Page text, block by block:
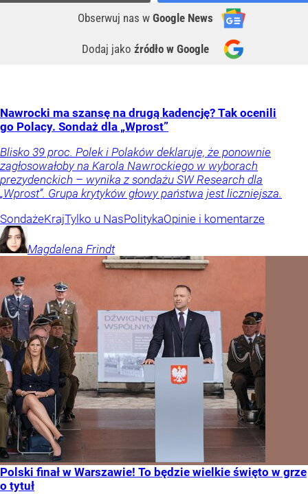
Obserwuj nas w Google News
Dodaj jako źródło w Google
Nawrocki ma szansę na drugą kadencję? Tak ocenili
go Polacy. Sondaż dla „Wprost”
Blisko 39 proc. Polek i Polaków deklaruje, że ponownie
zagłosowałoby na Karola Nawrockiego w wyborach
prezydenckich – wynika z sondażu SW Research dla
„Wprost”. Grupa krytyków głowy państwa jest liczniejsza.
SondażeKrajTylko u NasPolitykaOpinie i komentarze
Magdalena Frindt
Polski finał w Warszawie! To będzie wielkie święto w grze
o tytuł